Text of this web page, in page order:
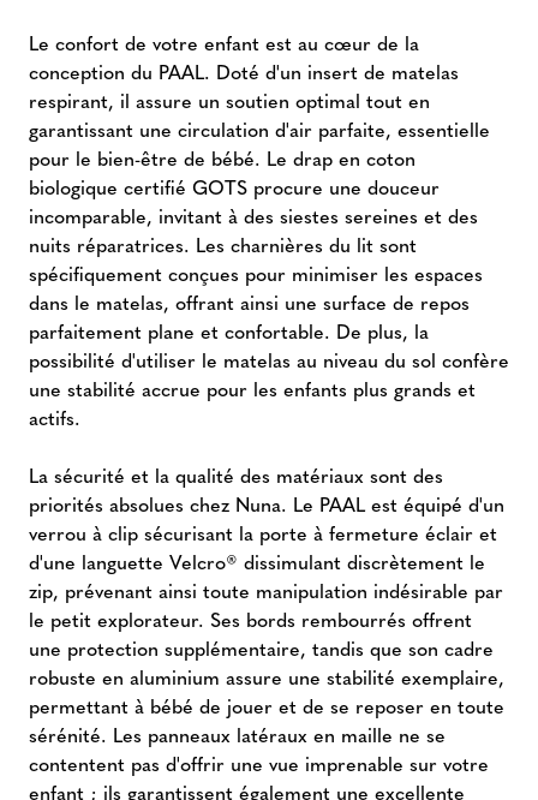
Le confort de votre enfant est au cœur de la
conception du PAAL. Doté d'un insert de matelas
respirant, il assure un soutien optimal tout en
garantissant une circulation d'air parfaite, essentielle
pour le bien-être de bébé. Le drap en coton
biologique certifié GOTS procure une douceur
incomparable, invitant à des siestes sereines et des
nuits réparatrices. Les charnières du lit sont
spécifiquement conçues pour minimiser les espaces
dans le matelas, offrant ainsi une surface de repos
parfaitement plane et confortable. De plus, la
possibilité d'utiliser le matelas au niveau du sol confère
une stabilité accrue pour les enfants plus grands et
actifs.
La sécurité et la qualité des matériaux sont des
priorités absolues chez Nuna. Le PAAL est équipé d'un
verrou à clip sécurisant la porte à fermeture éclair et
d'une languette Velcro® dissimulant discrètement le
zip, prévenant ainsi toute manipulation indésirable par
le petit explorateur. Ses bords rembourrés offrent
une protection supplémentaire, tandis que son cadre
robuste en aluminium assure une stabilité exemplaire,
permettant à bébé de jouer et de se reposer en toute
sérénité. Les panneaux latéraux en maille ne se
contentent pas d'offrir une vue imprenable sur votre
enfant ; ils garantissent également une excellente